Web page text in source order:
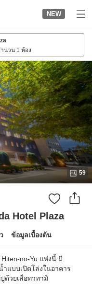
NEW
นวน 1 ห้อง
59
Hotel Plaza
ข้อมูลเบื้องต้น
no-Yu แห่งนี้ มี
แบบเปิดโล่งในอาคาร
ด้วยเสื่อทาทามิ